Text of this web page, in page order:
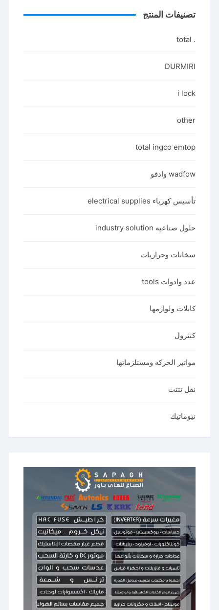
تصنيفات المنتج
. total
DURMIRI
i lock
other
total ingco emtop
wadfow وادفو
تأسيس كهرباء electrical supplies
حلول صناعيه industry solution
سخانات وحراريات
عدد وادوات tools
كابلات ولوازمها
كنترول
مواتير الحركه ومستلزماتها
نقل تتتت
نيوماتيك